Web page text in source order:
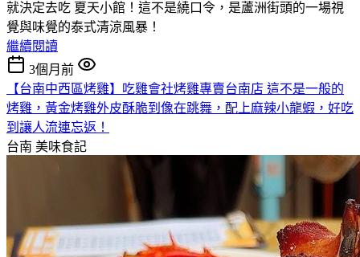
就決定去吃 夏天小館！這不是繞口令，是蘆洲街頭的一場視
覺與味覺的泰式清涼風暴！
繼續閱讀
3個月前
【台南中西區烤雞】吃雞會社烤雞專賣台南店 這不是一般的
烤雞，黃金烤雞外皮酥脆到像在跳舞，配上麻辣小龍蝦，好吃
到讓人流連忘返！
台南 美味食記